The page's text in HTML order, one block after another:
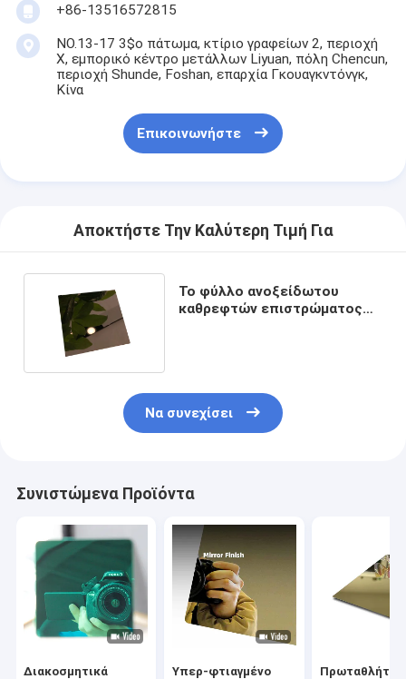
+86-13516572815
NO.13-17 3$ο πάτωμα, κτίριο γραφείων 2, περιοχή
Χ, εμπορικό κέντρο μετάλλων Liyuan, πόλη Chencun,
περιοχή Shunde, Foshan, επαρχία Γκουαγκντόνγκ,
Κίνα
Επικοινωνήστε
Αποκτήστε Την Καλύτερη Τιμή Για
Το φύλλο ανοξείδωτου
καθρεφτών επιστρώματος
Να συνεχίσει
Συνιστώμενα Προϊόντα
Διακοσμητικά
Υπερ-φτιαγμένο